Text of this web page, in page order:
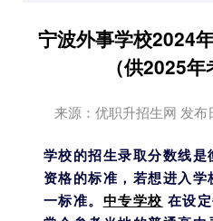
宁波外事学校2024
（供2025年
来源：优职升招生网 发布
学校的招生录取分数线
资格的标准，若想进入
一标准。 中专学校 在设